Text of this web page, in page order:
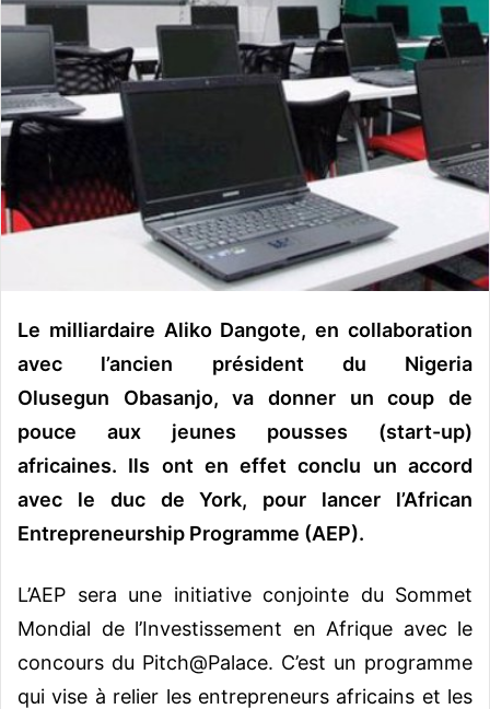
u
c
o
e
l
Le milliardaire Aliko Dangote, en collaboration
avec l’ancien président du Nigeria
Olusegun Obasanjo, va donner un coup de
pouce aux jeunes pousses (start-up)
africaines. Ils ont en effet conclu un accord
avec le duc de York, pour lancer l’African
Entrepreneurship Programme (AEP).
L’AEP sera une initiative conjointe du Sommet
Mondial de l’Investissement en Afrique avec le
concours du Pitch@Palace. C’est un programme
qui vise à relier les entrepreneurs africains et les